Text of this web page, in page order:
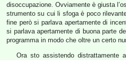
disoccupazione. Ovviamente è giusta
strumento su cui li sfoga è poco
fine però si parlava apertamente di
si parlava apertamente di buona parte
programma in modo che oltre un certo
Ora sto assistendo